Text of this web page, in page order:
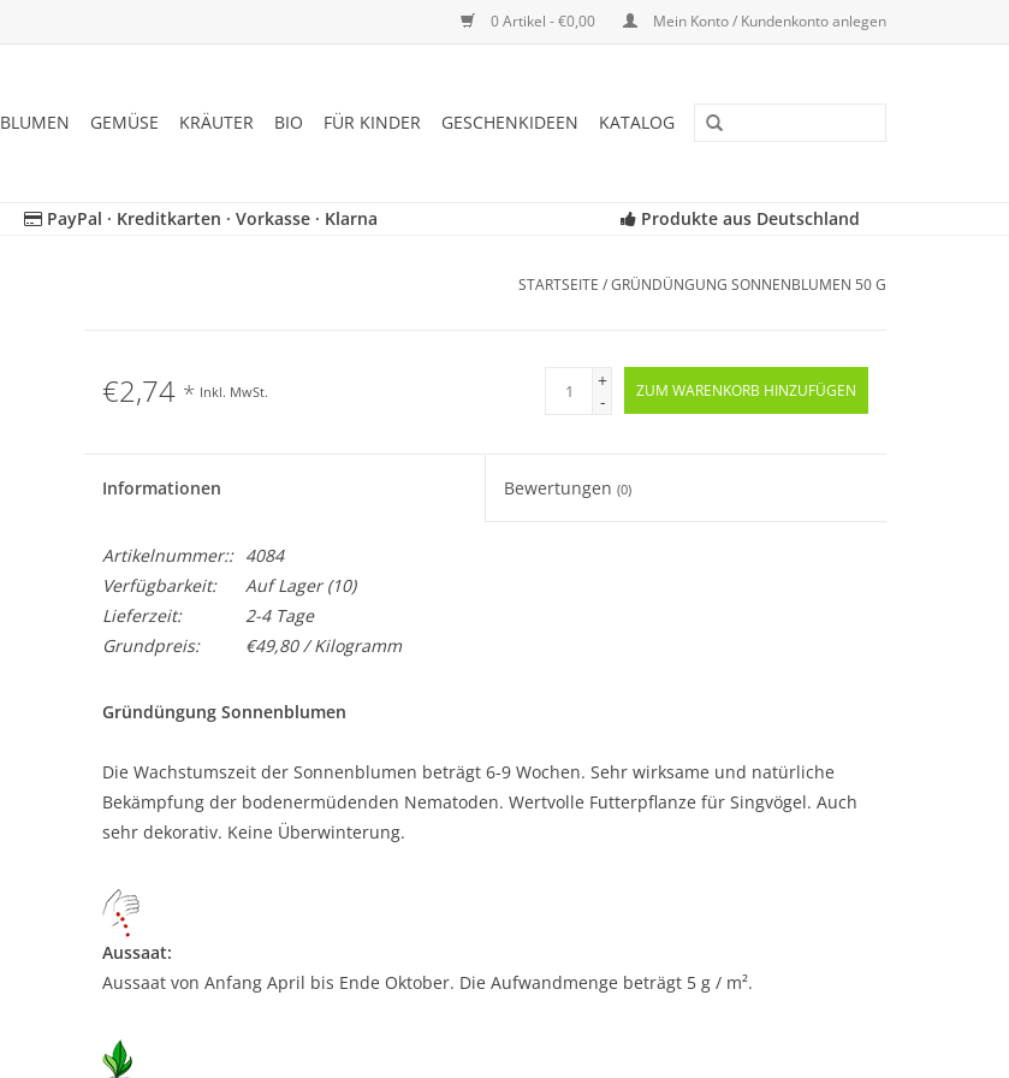
0 Artikel - €0,00 Mein Konto / Kundenkonto anlegen
BLUMEN GEMÜSE KRÄUTER BIO FÜR KINDER GESCHENKIDEEN KATALOG
PayPal · Kreditkarten · Vorkasse · Klarna Produkte aus Deutschland
STARTSEITE /GRÜNDÜNGUNG SONNENBLUMEN 50 G
€2,74 * Inkl. MwSt.
+
-
ZUM WARENKORB HINZUFÜGEN
Informationen Bewertungen(0)
Artikelnummer::
4084
Verfügbarkeit:
Auf Lager(10)
Lieferzeit:
2-4 Tage
Grundpreis:
€49,80 / Kilogramm
Gründüngung Sonnenblumen
Die Wachstumszeit der Sonnenblumen beträgt 6-9 Wochen. Sehr wirksame und natürliche
Bekämpfung der bodenermüdenden Nematoden. Wertvolle Futterpflanze für Singvögel. Auch
sehr dekorativ. Keine Überwinterung.
Aussaat:
Aussaat von Anfang April bis Ende Oktober. Die Aufwandmenge beträgt 5 g / m².